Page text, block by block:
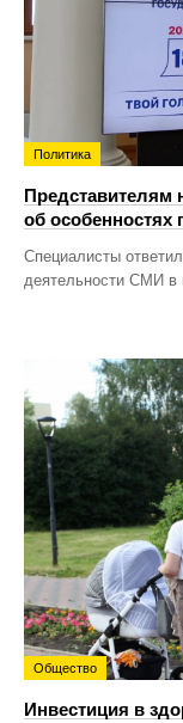
Политика
Представителям
об особенностях
Специалисты
деятельности СМИ в
Общество
Инвестиция в